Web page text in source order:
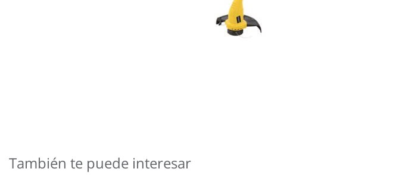
También te puede interesar